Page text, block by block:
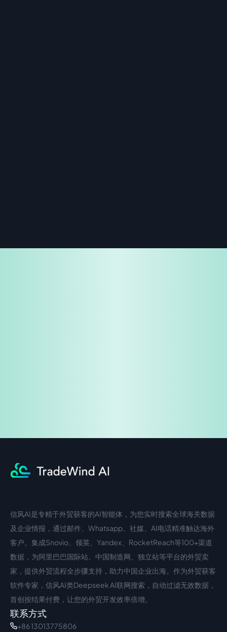
中文入口
信风AI是专精于外贸获客的AI智能体，为您实时搜索全球海关数据
及企业情报，通过邮件、Whatsapp、社媒、AI电话精准触达海外
客户。集成Snovio、领英、Yandex、RocketReach等100+渠道
数据，为阿里巴巴国际站、中国制造网、独立站等平台的外贸卖
家，提供外贸流程全步骤支持，助力中国企业出海。作为外贸获客
软件专家，信风AI类Deepseek AI联网搜索，自动过滤无效数据，
首创按结果付费，让您的外贸开发效率倍增。
联系方式
+86 13013775806